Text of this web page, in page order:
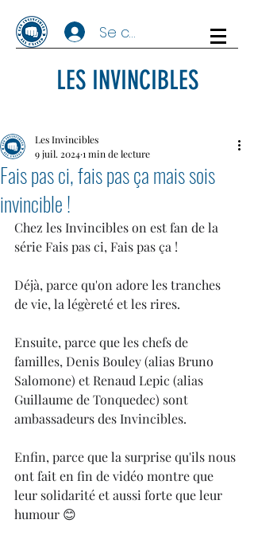
Se connecter
LES INVINCIBLES
Fais pas ci, fais pas ça mais sois
invincible !
Les Invincibles
9 juil. 20241 min de lecture
Chez les Invincibles on est fan de la
série Fais pas ci, Fais pas ça !
Déjà, parce qu'on adore les tranches
de vie, la légèreté et les rires.
Ensuite, parce que les chefs de
familles, Denis Bouley (alias Bruno
Salomone) et Renaud Lepic (alias
Guillaume de Tonquedec) sont
ambassadeurs des Invincibles.
Enfin, parce que la surprise qu'ils nous
ont fait en fin de vidéo montre que
leur solidarité et aussi forte que leur
humour 😊